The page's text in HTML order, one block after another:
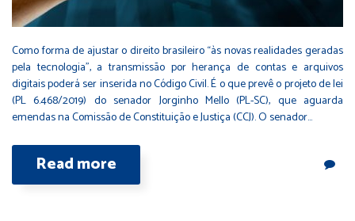
Como forma de ajustar o direito brasileiro “às novas realidades geradas
pela tecnologia”, a transmissão por herança de contas e arquivos
digitais poderá ser inserida no Código Civil. É o que prevê o projeto de lei
(PL 6.468/2019) do senador Jorginho Mello (PL-SC), que aguarda
emendas na Comissão de Constituição e Justiça (CCJ). O senador…
Read more